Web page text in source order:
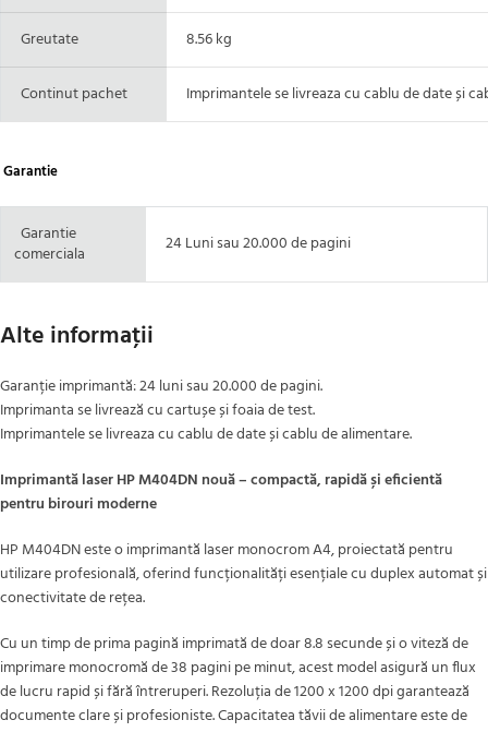
Greutate 8.56 kg
Continut pachet Imprimantele se livreaza cu cablu de date și
Garantie
Garantie
comerciala
24 Luni sau 20.000 de pagini
Alte informaţii
Garanție imprimantă: 24 luni sau 20.000 de pagini.
Imprimanta se livrează cu cartușe și foaia de test.
Imprimantele se livreaza cu cablu de date și cablu de alimentare.
Imprimantă laser HP M404DN nouă – compactă, rapidă și eficientă
pentru birouri moderne
HP M404DN este o imprimantă laser monocrom A4, proiectată pentru
utilizare profesională, oferind funcționalități esențiale cu duplex automat și
conectivitate de rețea.
Cu un timp de prima pagină imprimată de doar 8.8 secunde și o viteză de
imprimare monocromă de 38 pagini pe minut, acest model asigură un flux
de lucru rapid și fără întreruperi. Rezoluția de 1200 x 1200 dpi garantează
documente clare și profesioniste. Capacitatea tăvii de alimentare este de